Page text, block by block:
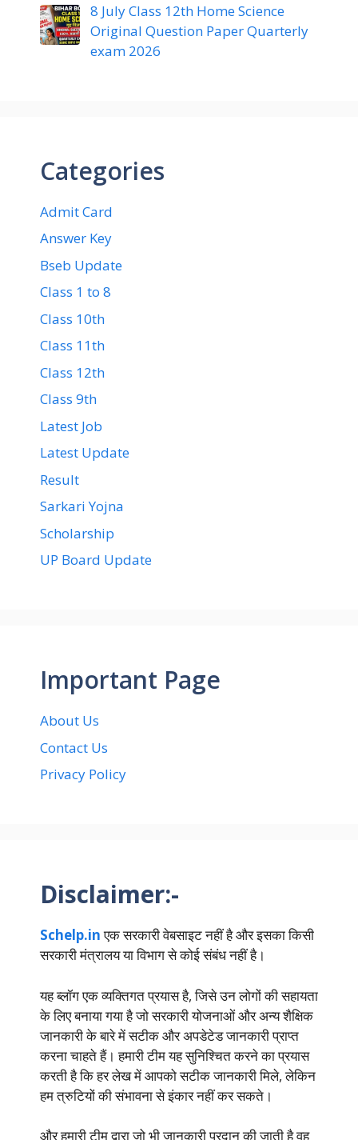
8 July Class 12th Home Science
Original Question Paper Quarterly
exam 2026
Categories
Admit Card
Answer Key
Bseb Update
Class 1 to 8
Class 10th
Class 11th
Class 12th
Class 9th
Latest Job
Latest Update
Result
Sarkari Yojna
Scholarship
UP Board Update
Important Page
About Us
Contact Us
Privacy Policy
Disclaimer:-
Schelp.inएक सरकारी वेबसाइट नहीं है और इसका किसी
सरकारी मंत्रालय या विभाग से कोई संबंध नहीं है।
यह ब्लॉग एक व्यक्तिगत प्रयास है, जिसे उन लोगों की सहायता
के लिए बनाया गया है जो सरकारी योजनाओं और अन्य शैक्षिक
जानकारी के बारे में सटीक और अपडेटेड जानकारी प्राप्त
करना चाहते हैं। हमारी टीम यह सुनिश्चित करने का प्रयास
करती है कि हर लेख में आपको सटीक जानकारी मिले, लेकिन
हम त्रुटियों की संभावना से इंकार नहीं कर सकते।
और हमारी टीम द्वारा जो भी जानकारी प्रदान की जाती है वह